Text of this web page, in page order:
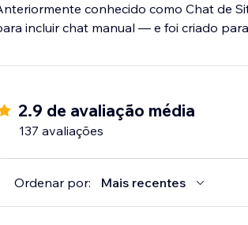
conhecido como Chat de
incluir chat manual — e foi criado
2.9 de avaliação média
137 avaliações
Ordenar por: Mais recentes